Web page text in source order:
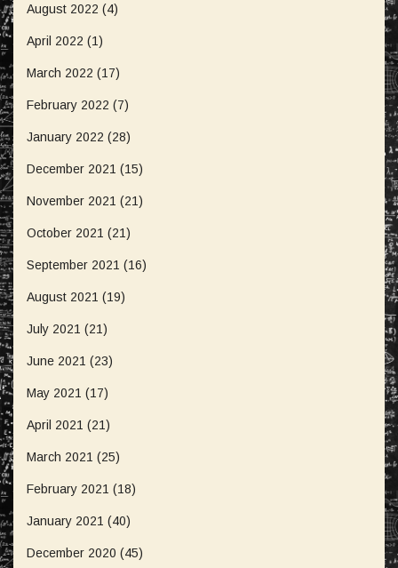
August 2022 (4)
April 2022 (1)
March 2022 (17)
February 2022 (7)
January 2022 (28)
December 2021 (15)
November 2021 (21)
October 2021 (21)
September 2021 (16)
August 2021 (19)
July 2021 (21)
June 2021 (23)
May 2021 (17)
April 2021 (21)
March 2021 (25)
February 2021 (18)
January 2021 (40)
December 2020 (45)